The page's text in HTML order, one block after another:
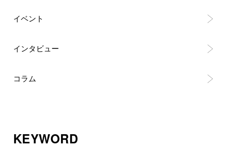
イベント
インタビュー
コラム
KEYWORD